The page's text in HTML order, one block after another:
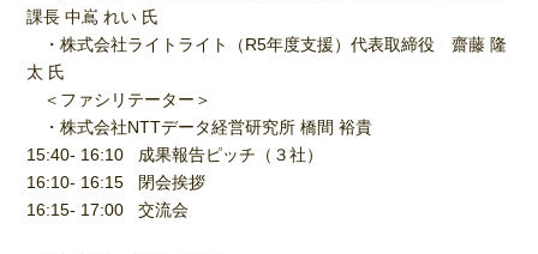
課長 中嶌 れい 氏
・株式会社ライトライト（R5年度支援）代表取締役 齋藤 隆
太 氏
＜ファシリテーター＞
・株式会社NTTデータ経営研究所 橋間 裕貴
15:40- 16:10 成果報告ピッチ（３社）
16:10- 16:15 閉会挨拶
16:15- 17:00 交流会